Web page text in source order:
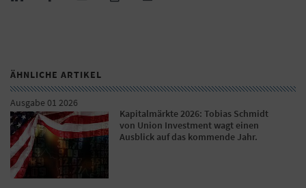
ÄHNLICHE ARTIKEL
Ausgabe 01 2026
Kapitalmärkte 2026: Tobias Schmidt
von Union Investment wagt einen
Ausblick auf das kommende Jahr.